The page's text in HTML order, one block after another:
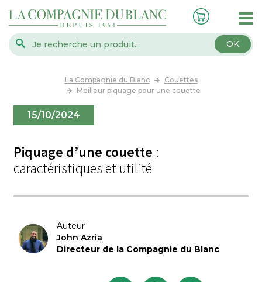
OK
La Compagnie du Blanc
Couettes
Meilleur piquage pour une couette
15/10/2024
Piquage d’une couette :
caractéristiques et utilité
Auteur
John Azria
Directeur de la Compagnie du Blanc